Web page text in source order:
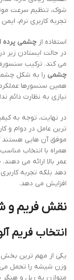
شوک، تنظیم سرعت
تجربه کاربری نرم،
استفاده از چشمی پرده
در حالت ایستادن زیر
می کند. ترکیب
چشمی را به شکل
همین سنسورها عملکرد
نیازی به نظارت دائم
در نهایت، توجه به
ترین عامل در دوام و
موفق آن هایی هستند
همراه با انتخاب
عمر بالا ارائه می
دهد بلکه تجربه
افزایش می دهد.
نقش فریم و
انتخاب فریم
یکی از مهم ترین
وزن شیشه را تحمل می
متوازن به ریل و